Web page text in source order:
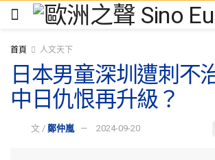
首頁 人文天下
日本男童深圳遭刺不
中日仇恨再升級？
文 / 鄭仲嵐 2024-09-20